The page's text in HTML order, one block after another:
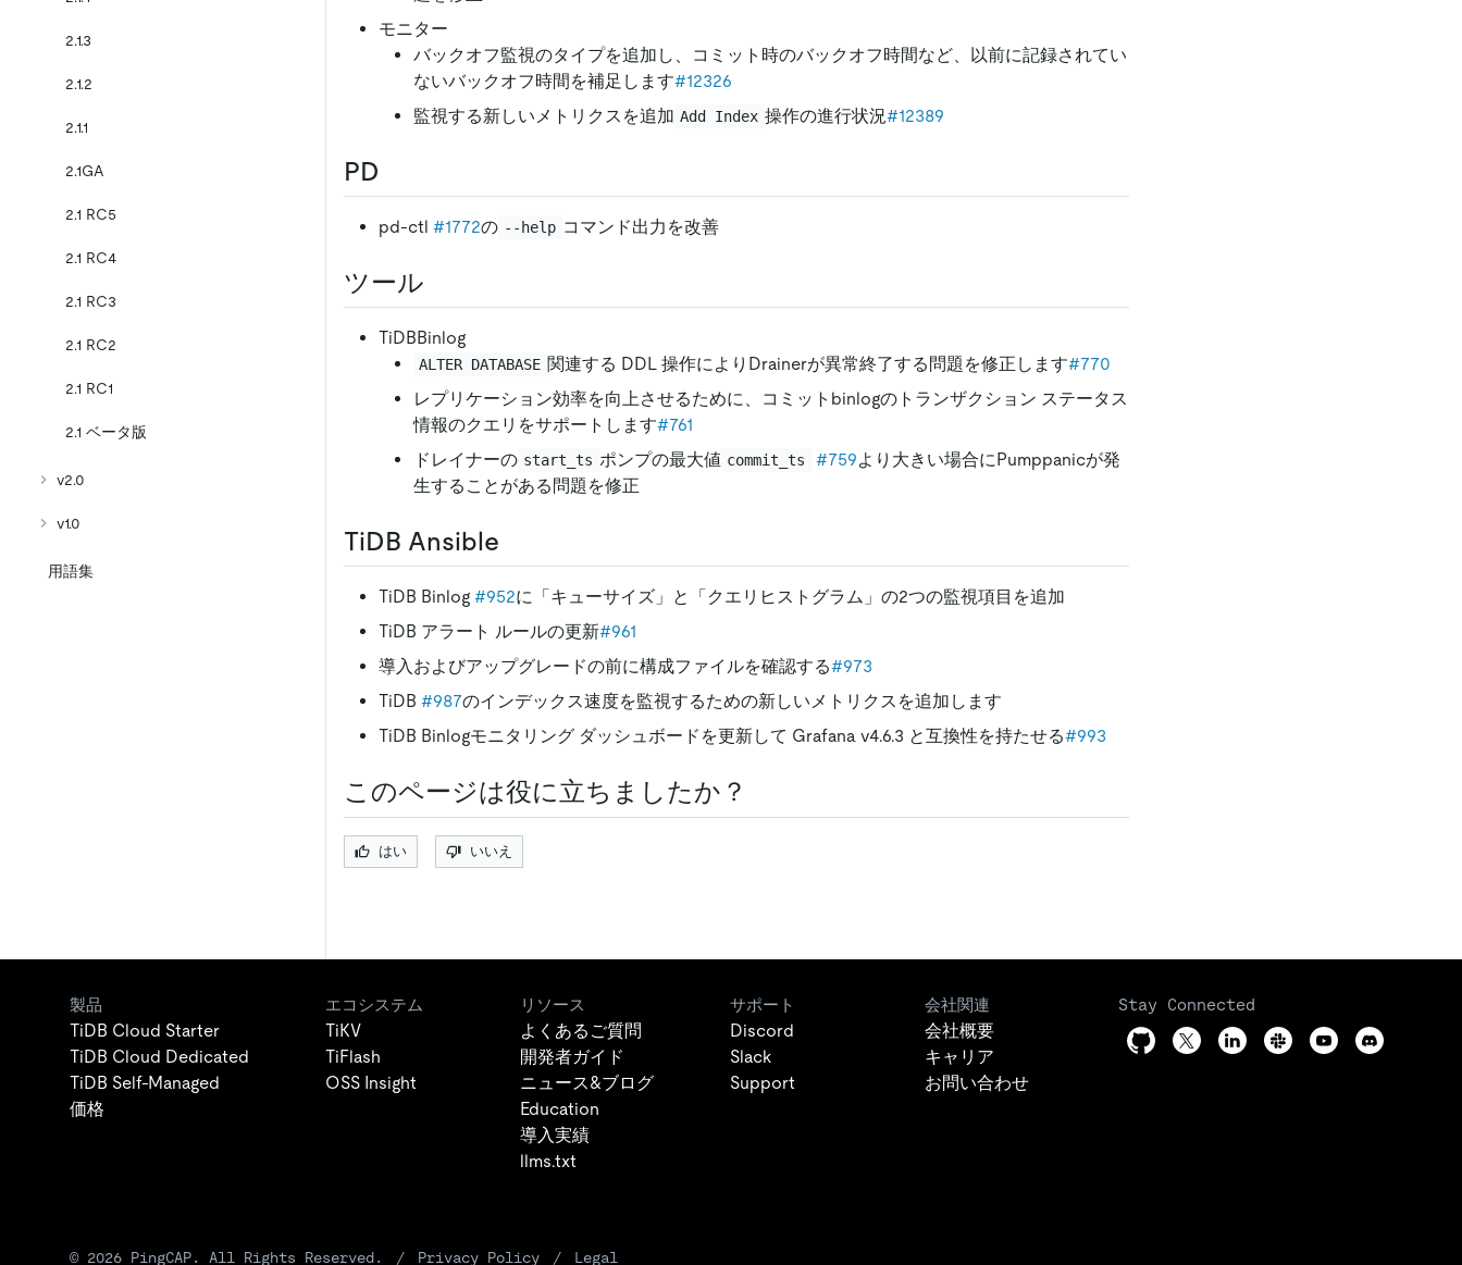
2.1.3
2.1.2
2.1.1
2.1GA
2.1 RC5
2.1 RC4
2.1 RC3
2.1 RC2
2.1 RC1
2.1 ベータ版
v2.0
v1.0
用語集
モニター
バックオフ監視のタイプを追加し、コミット時のバックオフ時間など、以前に記録されてい
ないバックオフ時間を補足します#12326
監視する新しいメトリクスを追加 Add Index 操作の進行状況#12389
PD
pd-ctl #1772の --help コマンド出力を改善
ツール
TiDBBinlog
ALTER DATABASE 関連する DDL 操作によりDrainerが異常終了する問題を修正します#770
レプリケーション効率を向上させるために、コミットbinlogのトランザクション ステータス
情報のクエリをサポートします#761
ドレイナーの start_ts ポンプの最大値 commit_ts #759より大きい場合にPumppanicが発
生することがある問題を修正
TiDB Ansible
TiDB Binlog #952に「キューサイズ」と「クエリヒストグラム」の2つの監視項目を追加
TiDB アラート ルールの更新#961
導入およびアップグレードの前に構成ファイルを確認する#973
TiDB #987のインデックス速度を監視するための新しいメトリクスを追加します
TiDB Binlogモニタリング ダッシュボードを更新して Grafana v4.6.3 と互換性を持たせる#993
このページは役に立ちましたか？
はい いいえ
製品
TiDB Cloud Starter
TiDB Cloud Dedicated
TiDB Self-Managed
価格
エコシステム
TiKV
TiFlash
OSS Insight
リソース
よくあるご質問
開発者ガイド
ニュース&ブログ
Education
導入実績
llms.txt
サポート
Discord
Slack
Support
会社関連
会社概要
キャリア
お問い合わせ
Stay Connected
© 2026 PingCAP. All Rights Reserved. / Privacy Policy / Legal